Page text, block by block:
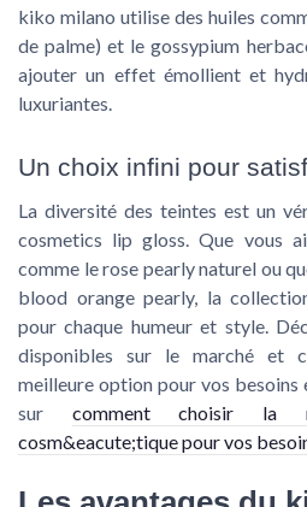
kiko milano utilise des huiles
de palme) et le gossypium
ajouter un effet émollient et
luxuriantes.
Un choix infini pour
La diversité des teintes est un
cosmetics lip gloss. Que vous
comme le rose pearly naturel ou
blood orange pearly, la
pour chaque humeur et style.
disponibles sur le marché et
meilleure option pour vos
sur comment choisir la
cosm&eacute;tique pour vos